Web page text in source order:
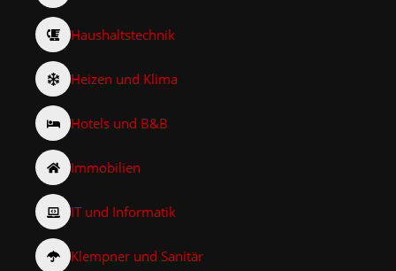
Haushaltstechnik
Heizen und Klima
Hotels und B&B
Immobilien
IT und Informatik
Klempner und Sanitär